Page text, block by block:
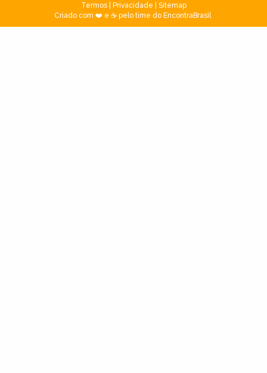
Termos| Privacidade
Sitemap
Criado com ❤️ e ☕ pelo time do EncontraBrasil